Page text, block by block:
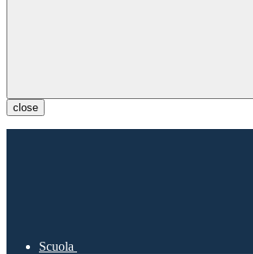
close
Scuola